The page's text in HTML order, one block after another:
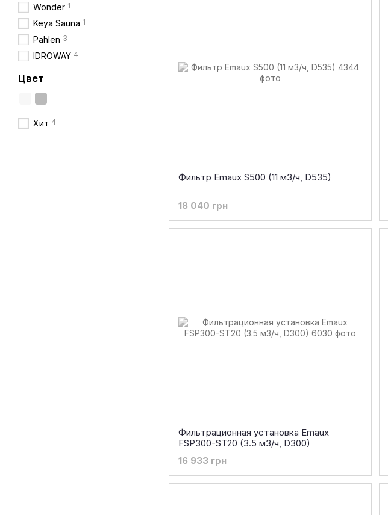
Фильтр Emaux S500 (11 м3/ч, D535)
18 040 грн
Фильтрационная установка Emaux
FSP300-ST20 (3.5 м3/ч, D300)
16 933 грн
Wonder 1
Keya Sauna 1
Pahlen 3
IDROWAY 4
Цвет
Хит 4